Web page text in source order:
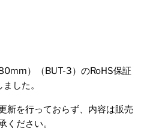
）（BUT-3）のRoHS保証
した。
新を行っておらず、内容は販売
ください。